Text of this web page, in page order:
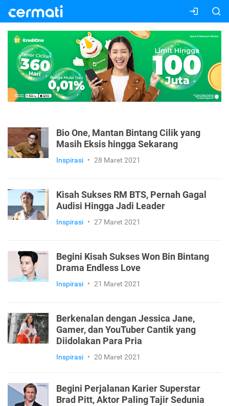
Bio One, Mantan Bintang Cilik yang
Masih Eksis hingga Sekarang
Inspirasi • 28 Maret 2021
Kisah Sukses RM BTS, Pernah Gagal
Audisi Hingga Jadi Leader
Inspirasi • 27 Maret 2021
Begini Kisah Sukses Won Bin Bintang
Drama Endless Love
Inspirasi • 21 Maret 2021
Berkenalan dengan Jessica Jane,
Gamer, dan YouTuber Cantik yang
Diidolakan Para Pria
Inspirasi • 20 Maret 2021
Begini Perjalanan Karier Superstar
Brad Pitt, Aktor Paling Tajir Sedunia